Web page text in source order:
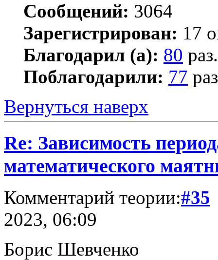
Сообщений: 3064
Зарегистрирован: 17
Благодарил (а): 80 раз.
Поблагодарили: 77
Вернуться наверх
Re: Зависимость
математического
Комментарий теории:#35
2023, 06:09
Борис Шевченко